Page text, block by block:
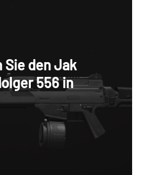
Sie den Jak
556 in